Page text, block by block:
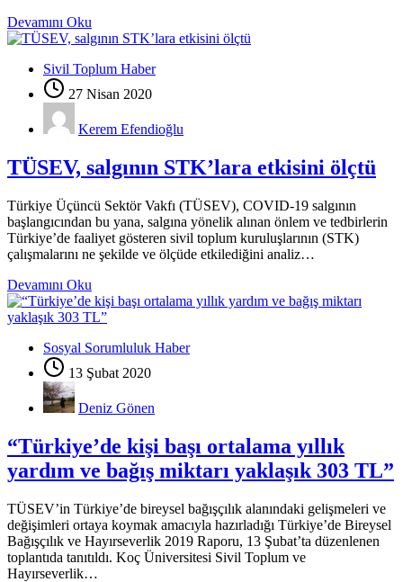
Devamını Oku
Sivil Toplum Haber
27 Nisan 2020
Kerem Efendioğlu
TÜSEV, salgının STK’lara etkisini ölçtü
Türkiye Üçüncü Sektör Vakfı (TÜSEV), COVID-19 salgının
başlangıcından bu yana, salgına yönelik alınan önlem ve tedbirlerin
Türkiye’de faaliyet gösteren sivil toplum kuruluşlarının (STK)
çalışmalarını ne şekilde ve ölçüde etkilediğini analiz…
Devamını Oku
Sosyal Sorumluluk Haber
13 Şubat 2020
Deniz Gönen
“Türkiye’de kişi başı ortalama yıllık
yardım ve bağış miktarı yaklaşık 303 TL”
TÜSEV’in Türkiye’de bireysel bağışçılık alanındaki gelişmeleri ve
değişimleri ortaya koymak amacıyla hazırladığı Türkiye’de Bireysel
Bağışçılık ve Hayırseverlik 2019 Raporu, 13 Şubat’ta düzenlenen
toplantıda tanıtıldı. Koç Üniversitesi Sivil Toplum ve
Hayırseverlik…